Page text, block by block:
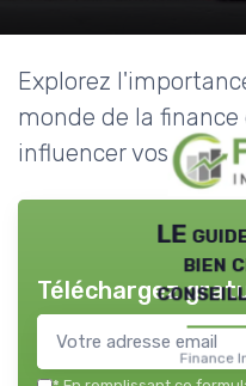
Explorez
monde de la
influencer vos
LE
bien
Finance
Téléchargez